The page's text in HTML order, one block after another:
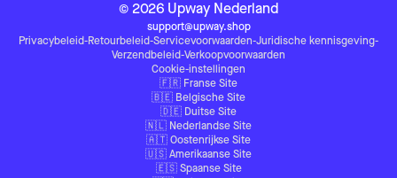
© 2026 Upway Nederland
support@upway.shop
Privacybeleid-Retourbeleid-Servicevoorwaarden-Juridische kennisgeving-
Verzendbeleid-Verkoopvoorwaarden
Cookie-instellingen
🇫🇷 Franse Site
🇧🇪 Belgische Site
🇩🇪 Duitse Site
🇳🇱 Nederlandse Site
🇦🇹 Oostenrijkse Site
🇺🇸 Amerikaanse Site
🇪🇸 Spaanse Site